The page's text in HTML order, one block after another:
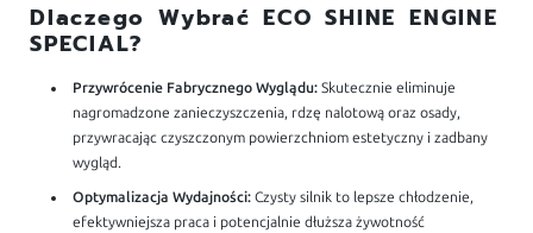
Dlaczego Wybrać ECO SHINE ENGINE
SPECIAL?
Przywrócenie Fabrycznego Wyglądu: Skutecznie eliminuje
nagromadzone zanieczyszczenia, rdzę nalotową oraz osady,
przywracając czyszczonym powierzchniom estetyczny i zadbany
wygląd.
Optymalizacja Wydajności: Czysty silnik to lepsze chłodzenie,
efektywniejsza praca i potencjalnie dłuższa żywotność